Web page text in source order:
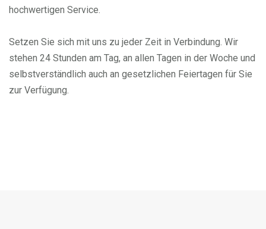
hochwertigen Service.
Setzen Sie sich mit uns zu jeder Zeit in Verbindung. Wir
stehen 24 Stunden am Tag, an allen Tagen in der Woche und
selbstverständlich auch an gesetzlichen Feiertagen für Sie
zur Verfügung.